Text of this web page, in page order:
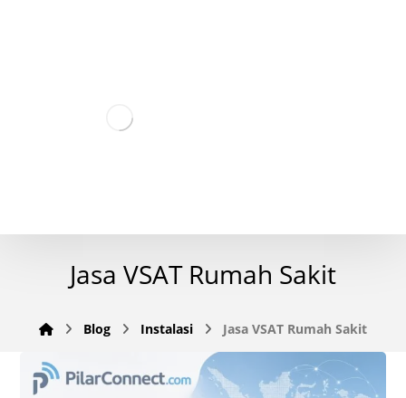
Jasa VSAT Rumah Sakit
Blog Instalasi Jasa VSAT Rumah Sakit